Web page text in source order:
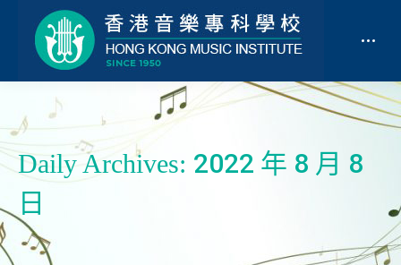
Daily Archives: 2022 年 8 月 8
日